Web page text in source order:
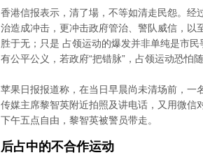
香港信报表示，清了場，不等如清走民怨。
治造成冲击，更冲击政府管治、警队威信，以
胜于无；只是 占领运动的爆发并非单纯是市
有公平公义，若政府“把错脉”，占领运动恐怕
苹果日报报道称，在当日早晨尚未清场前，一
传媒主席黎智英附近拍照及讲电话，又用微信
下午五点自由，黎智英被警员带走。
后占中的不合作运动